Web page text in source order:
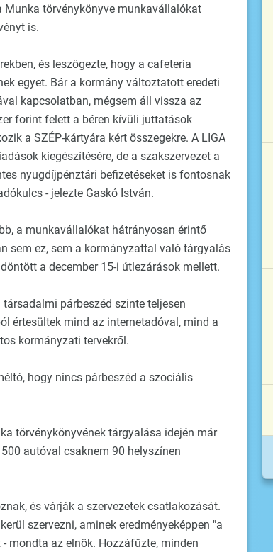
Munka törvénykönyve munkavállalókat
is.
és leszögezte, hogy a cafeteria
egyet. Bár a kormány változtatott eredeti
kapcsolatban, mégsem áll vissza az
forint felett a béren kívüli juttatások
a SZÉP-kártyára kért összegekre. A LIGA
kiegészítésére, de a szakszervezet a
nyugdíjpénztári befizetéseket is fontosnak
- jelezte Gaskó István.
a munkavállalókat hátrányosan érintő
sem ez, sem a kormányzattal való tárgyalás
a december 15-i útlezárások mellett.
párbeszéd szinte teljesen
értesültek mind az internetadóval, mind a
kormányzati tervekről.
hogy nincs párbeszéd a szociális
törvénykönyvének tárgyalása idején már
autóval csaknem 90 helyszínen
és várják a szervezetek csatlakozását.
szervezni, aminek eredményeképpen "a
mondta az elnök. Hozzáfűzte, minden